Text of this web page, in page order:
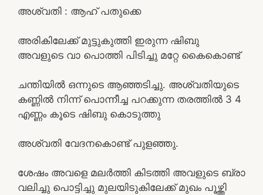
അശ്വതി : ആഹ് പതുക്കെ
അരികിലേക്ക് മുട്ടുകുത്തി ഇരുന്ന ഷിബു
അവളുടെ വാ പൊത്തി പിടിച്ചു മറ്റേ കൈകൊണ്ട്
ചന്തിയിൽ ഒന്നുടെ ആഞ്ഞടിച്ചു. അശ്വതിയുടെ
കണ്ണിൽ നിന്ന് പൊന്നീച്ച പറക്കുന്ന തരത്തിൽ 3 4
എണ്ണം കൂടെ ഷിബു കൊടുത്തു
അശ്വതി വേദനകൊണ്ട് പുളഞ്ഞു.
ശേഷം അവളെ മലർത്തി കിടത്തി അവളുടെ ബ്രാ
വലിച്ചു പൊട്ടിച്ചു മുലയിടുകിലേക്ക് മുഖം പൂഴ്ത്തി